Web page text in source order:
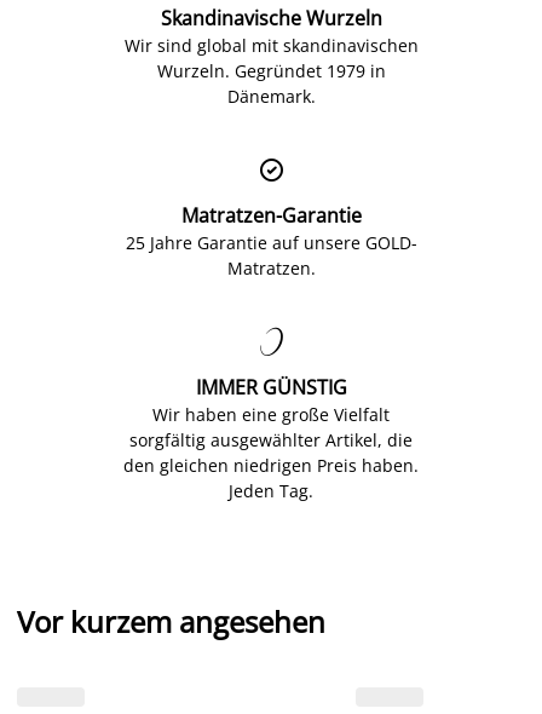
Skandinavische Wurzeln
Wir sind global mit skandinavischen
Wurzeln. Gegründet 1979 in
Dänemark.

Matratzen-Garantie
25 Jahre Garantie auf unsere GOLD-
Matratzen.

IMMER GÜNSTIG
Wir haben eine große Vielfalt
sorgfältig ausgewählter Artikel, die
den gleichen niedrigen Preis haben.
Jeden Tag.
Vor kurzem angesehen